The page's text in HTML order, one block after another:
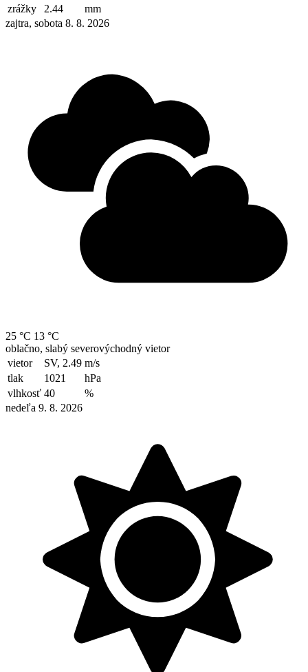
zrážky
2.44
mm
zajtra, sobota 8. 8. 2026
25 °C 13 °C
oblačno, slabý severovýchodný vietor
vietor
SV, 2.49 m/s
tlak
1021
hPa
vlhkosť 40
%
nedeľa 9. 8. 2026